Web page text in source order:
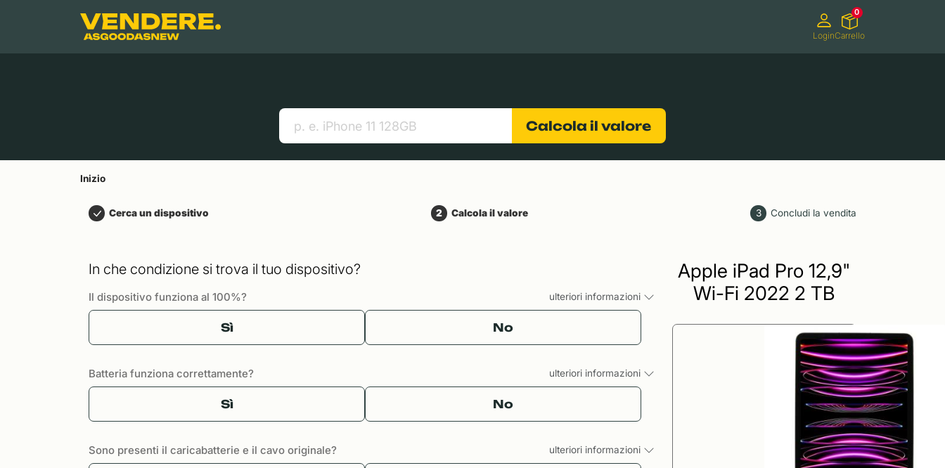
Contenuto principale
LoginCarrello
0
Calcola il valore
Inizio
Cerca un dispositivo 2 Calcola il valore 3 Concludi la vendita
In che condizione si trova il tuo dispositivo?
Il dispositivo funziona al 100%? ulteriori informazioni
Sì No
Batteria funziona correttamente? ulteriori informazioni
Sì No
Sono presenti il caricabatterie e il cavo originale? ulteriori informazioni
Apple iPad Pro 12,9"
Wi-Fi 2022 2 TB